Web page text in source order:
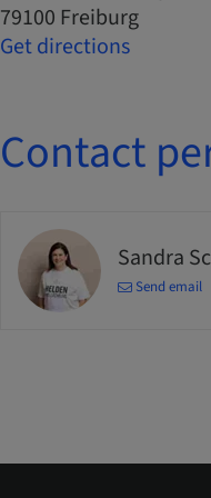
79100 Freiburg
Get directions
Contact
Sandra
Send email